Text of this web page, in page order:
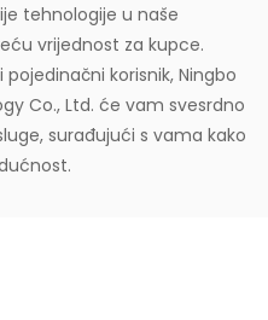
tehnologije u naše
vrijednost za kupce.
korisnik, Ningbo
Co., Ltd. će vam svesrdno
surađujući s vama kako